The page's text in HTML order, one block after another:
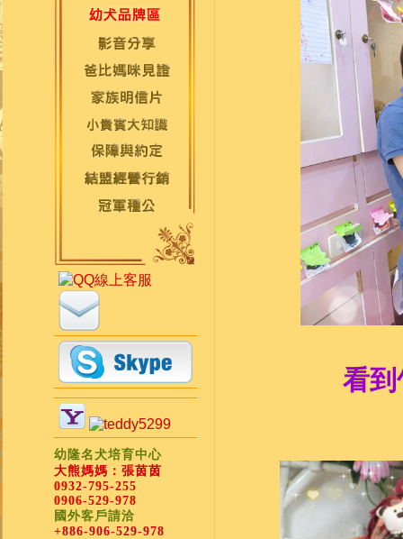
幼隆名犬培育中心
大熊媽媽：張茵茵
0932-795-255
0906-529-978
國外客戶請洽
+886-906-529-978
看